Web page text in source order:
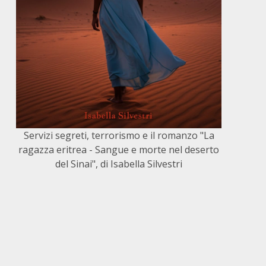
Servizi segreti, terrorismo e il romanzo "La
ragazza eritrea - Sangue e morte nel deserto
del Sinai", di Isabella Silvestri